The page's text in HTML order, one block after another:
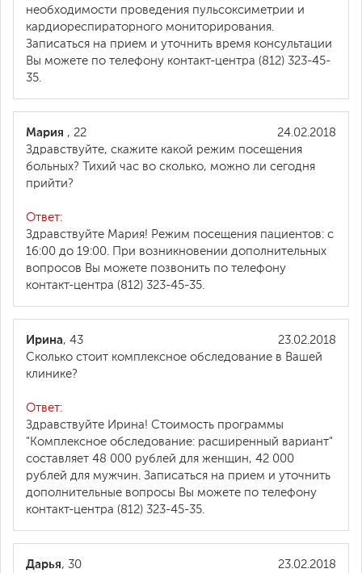
необходимости проведения пульсоксиметрии и
кардиореспираторного мониторирования.
Записаться на прием и уточнить время консультации
Вы можете по телефону контакт-центра (812) 323-45-
35.
24.02.2018
Мария , 22
Здравствуйте, скажите какой режим посещения
больных? Тихий час во сколько, можно ли сегодня
прийти?
Ответ:
Здравствуйте Мария! Режим посещения пациентов: с
16:00 до 19:00. При возникновении дополнительных
вопросов Вы можете позвонить по телефону
контакт-центра (812) 323-45-35.
23.02.2018
Ирина, 43
Сколько стоит комплексное обследование в Вашей
клинике?
Ответ:
Здравствуйте Ирина! Стоимость программы
"Комплексное обследование: расширенный вариант"
составляет 48 000 рублей для женщин, 42 000
рублей для мужчин. Записаться на прием и уточнить
дополнительные вопросы Вы можете по телефону
контакт-центра (812) 323-45-35.
23.02.2018
Дарья, 30